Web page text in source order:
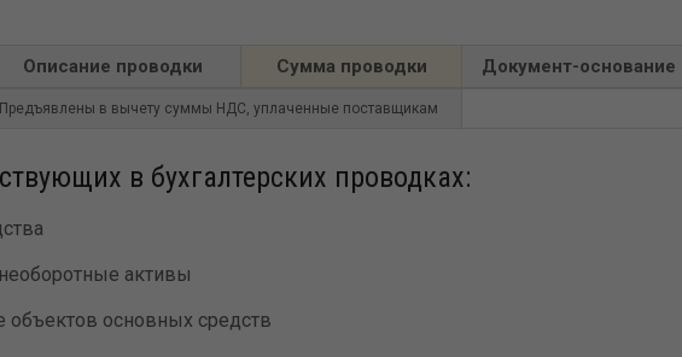
Описание проводки Сумма проводки Документ-основание
Предъявлены в вычету суммы НДС, уплаченные поставщикам
в бухгалтерских проводках:
активы
объектов основных средств